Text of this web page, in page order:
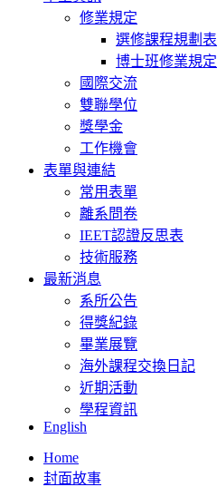
修業規定
選修課程規劃表
博士班修業規定
國際交流
雙聯學位
獎學金
工作機會
表單與連結
常用表單
離系問卷
IEET認證反思表
技術服務
最新消息
系所公告
得獎紀錄
畢業展覽
海外課程交換日記
近期活動
學程資訊
English
Home
封面故事